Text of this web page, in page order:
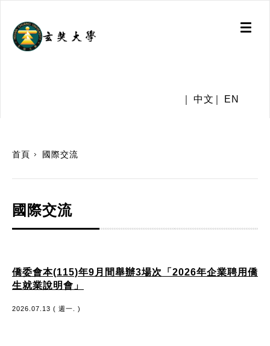
Toggle
中文 EN
首頁 國際交流
國際交流
僑委會本(115)年9月間舉辦3場次「2026年企業聘用僑
生就業說明會」
2026.07.13 ( 週一. )